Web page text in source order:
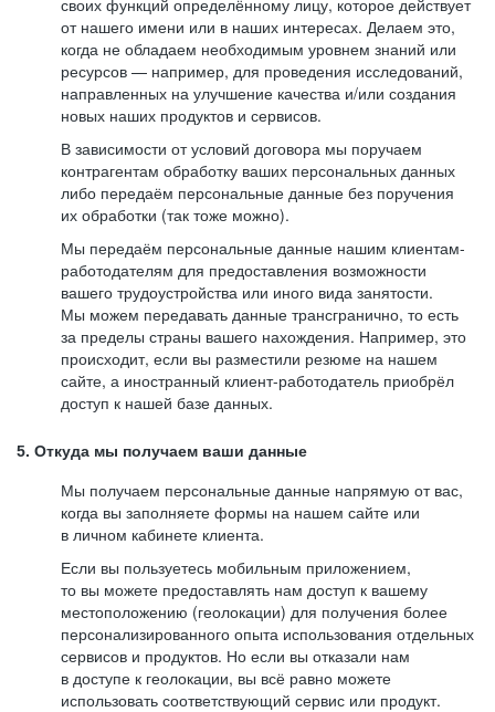
своих функций определённому лицу, которое действует
от нашего имени или в наших интересах. Делаем это,
когда не обладаем необходимым уровнем знаний или
ресурсов — например, для проведения исследований,
направленных на улучшение качества и/или создания
новых наших продуктов и сервисов.
В зависимости от условий договора мы поручаем
контрагентам обработку ваших персональных данных
либо передаём персональные данные без поручения
их обработки (так тоже можно).
Мы передаём персональные данные нашим клиентам-
работодателям для предоставления возможности
вашего трудоустройства или иного вида занятости.
Мы можем передавать данные трансгранично, то есть
за пределы страны вашего нахождения. Например, это
происходит, если вы разместили резюме на нашем
сайте, а иностранный клиент-работодатель приобрёл
доступ к нашей базе данных.
5. Откуда мы получаем ваши данные
Мы получаем персональные данные напрямую от вас,
когда вы заполняете формы на нашем сайте или
в личном кабинете клиента.
Если вы пользуетесь мобильным приложением,
то вы можете предоставлять нам доступ к вашему
местоположению (геолокации) для получения более
персонализированного опыта использования отдельных
сервисов и продуктов. Но если вы отказали нам
в доступе к геолокации, вы всё равно можете
использовать соответствующий сервис или продукт.